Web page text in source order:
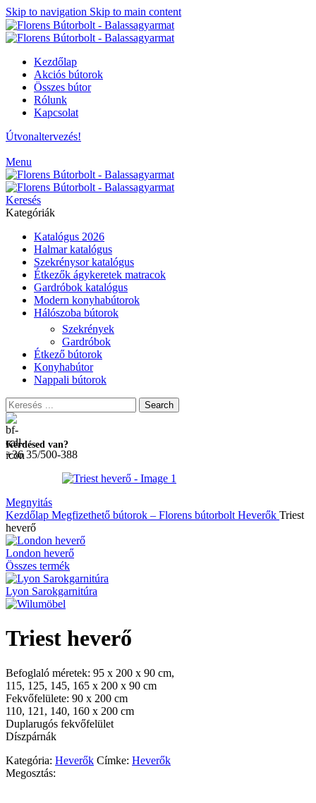
Skip to navigation Skip to main content
Kezdőlap
Akciós bútorok
Összes bútor
Rólunk
Kapcsolat
Útvonaltervezés!
Menu
Keresés
Kategóriák
Katalógus 2026
Halmar katalógus
Szekrénysor katalógus
Étkezők ágykeretek matracok
Gardróbok katalógus
Modern konyhabútorok
Hálószoba bútorok
Szekrények
Gardróbok
Étkező bútorok
Konyhabútor
Nappali bútorok
Search
Kérdésed van?
+36 35/500-388
Megnyitás
Kezdőlap Megfizethető bútorok – Florens bútorbolt Heverők Triest
heverő
London heverő
Összes termék
Lyon Sarokgarnitúra
Triest heverő
Befoglaló méretek: 95 x 200 x 90 cm,
115, 125, 145, 165 x 200 x 90 cm
Fekvőfelülete: 90 x 200 cm
110, 121, 140, 160 x 200 cm
Duplarugós fekvőfelület
Díszpárnák
Kategória: Heverők Címke: Heverők
Megosztás: